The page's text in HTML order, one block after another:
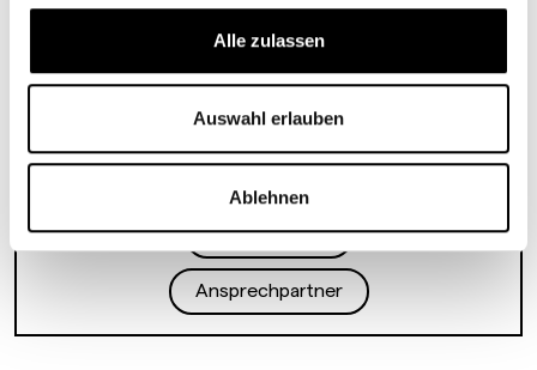
Alle zulassen
Auswahl erlauben
Ablehnen
+43 2639 94101
service.bf@partsch.at
Routenplaner
Ansprechpartner